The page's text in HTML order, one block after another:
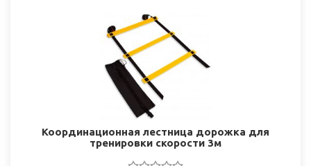
Координационная лестница дорожка для
тренировки скорости 3м